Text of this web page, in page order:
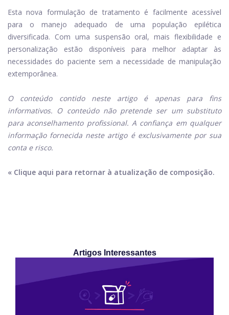
Esta nova formulação de tratamento é facilmente acessível
para o manejo adequado de uma população epilética
diversificada. Com uma suspensão oral, mais flexibilidade e
personalização estão disponíveis para melhor adaptar às
necessidades do paciente sem a necessidade de manipulação
extemporânea.
O conteúdo contido neste artigo é apenas para fins
informativos. O conteúdo não pretende ser um substituto
para aconselhamento profissional. A confiança em qualquer
informação fornecida neste artigo é exclusivamente por sua
conta e risco.
« Clique aqui para retornar à atualização de composição.
Artigos Interessantes